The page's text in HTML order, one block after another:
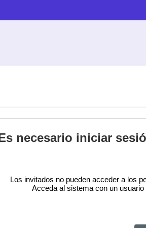
necesario iniciar
Los invitados no pueden acceder a los
Acceda al sistema con un usuario